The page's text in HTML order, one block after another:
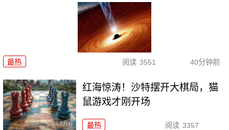
最热 阅读 3551 40分钟前
红海惊涛！沙特摆开大棋局，猫
鼠游戏才刚开场
最热 阅读 3357